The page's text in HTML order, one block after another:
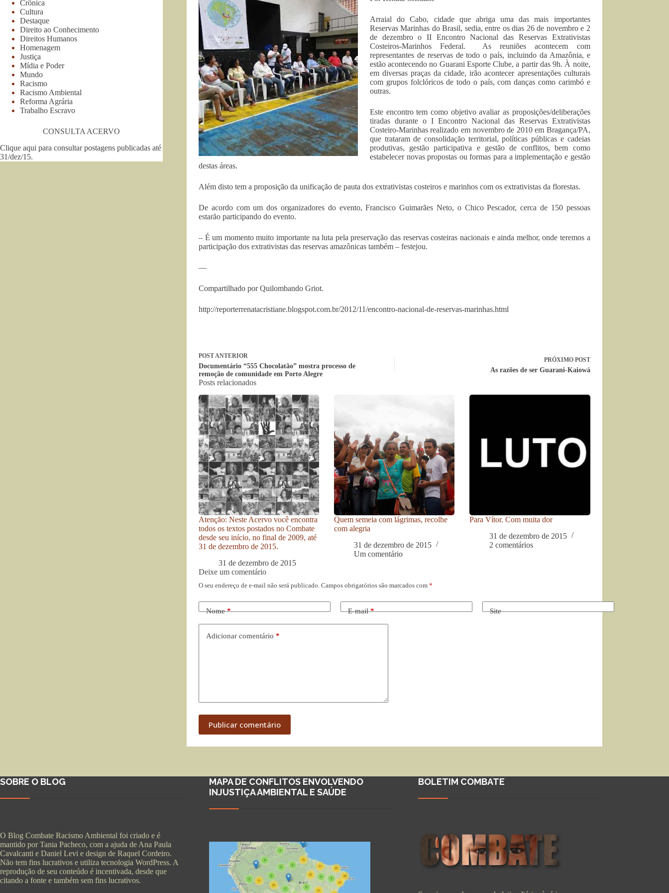
Arraial do Cabo, cidade que abriga uma das mais importantes
Reservas Marinhas do Brasil, sedia, entre os dias 26 de novembro e 2
de dezembro o II Encontro Nacional das Reservas Extrativistas
Costeiros-Marinhos Federal. As reuniões acontecem com
representantes de reservas de todo o país, incluindo da Amazônia, e
estão acontecendo no Guarani Esporte Clube, a partir das 9h. À noite,
em diversas praças da cidade, irão acontecer apresentações culturais
com grupos folclóricos de todo o país, com danças como carimbó e
outras.
Este encontro tem como objetivo avaliar as proposições/deliberações
tiradas durante o I Encontro Nacional das Reservas Extrativistas
Costeiro-Marinhas realizado em novembro de 2010 em Bragança/PA,
que trataram de consolidação territorial, políticas públicas e cadeias
produtivas, gestão participativa e gestão de conflitos, bem como
estabelecer novas propostas ou formas para a implementação e gestão
destas áreas.
Além disto tem a proposição da unificação de pauta dos extrativistas costeiros e marinhos com os extrativistas da florestas.
De acordo com um dos organizadores do evento, Francisco Guimarães Neto, o Chico Pescador, cerca de 150 pessoas
estarão participando do evento.
– É um momento muito importante na luta pela preservação das reservas costeiras nacionais e ainda melhor, onde teremos a
participação dos extrativistas das reservas amazônicas também – festejou.
—
Compartilhado por Quilombando Griot.
http://reporterrenatacristiane.blogspot.com.br/2012/11/encontro-nacional-de-reservas-marinhas.html
POSTANTERIOR
Documentário “555 Chocolatão” mostra processo de
remoção de comunidade em Porto Alegre
PRÓXIMO POST
As razões de ser Guarani-Kaiowá
Posts relacionados
Atenção: Neste Acervo você encontra
todos os textos postados no Combate
desde seu início, no final de 2009, até
31 de dezembro de 2015.
31 de dezembro de 2015
Quem semeia com lágrimas, recolhe
com alegria
31 de dezembro de 2015
Um comentário
Para Vítor. Com muita dor
31 de dezembro de 2015
2 comentários
Deixe um comentário
O seu endereço de e-mail não será publicado. Campos obrigatórios são marcados com *
Nome* E-mail* Site
Adicionar comentário *
Publicar comentário
Crônica
Cultura
Destaque
Direito ao Conhecimento
Direitos Humanos
Homenagem
Justiça
Mídia e Poder
Mundo
Racismo
Racismo Ambiental
Reforma Agrária
Trabalho Escravo
CONSULTA ACERVO
Clique aqui para consultar postagens publicadas até
31/dez/15.
SOBRE O BLOG
O Blog Combate Racismo Ambiental foi criado e é
mantido por Tania Pacheco, com a ajuda de Ana Paula
Cavalcanti e Daniel Levi e design de Raquel Cordeiro.
Não tem fins lucrativos e utiliza tecnologia WordPress. A
reprodução de seu conteúdo é incentivada, desde que
citando a fonte e também sem fins lucrativos.
MAPA DE CONFLITOS ENVOLVENDO
INJUSTIÇA AMBIENTAL E SAÚDE
BOLETIM COMBATE